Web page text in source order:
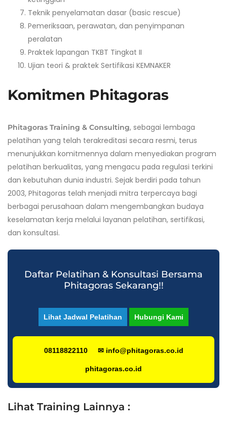
Teknik penyelamatan dasar (basic rescue)
Pemeriksaan, perawatan, dan penyimpanan
peralatan
Praktek lapangan TKBT Tingkat II
Ujian teori & praktek Sertifikasi KEMNAKER
Komitmen Phitagoras
Phitagoras Training & Consulting, sebagai lembaga
pelatihan yang telah terakreditasi secara resmi, terus
menunjukkan komitmennya dalam menyediakan program
pelatihan berkualitas, yang mengacu pada regulasi terkini
dan kebutuhan dunia industri. Sejak berdiri pada tahun
2003, Phitagoras telah menjadi mitra terpercaya bagi
berbagai perusahaan dalam mengembangkan budaya
keselamatan kerja melalui layanan pelatihan, sertifikasi,
dan konsultasi.
Daftar Pelatihan & Konsultasi Bersama
Phitagoras Sekarang!!
Lihat Jadwal Pelatihan Hubungi Kami
08118822110 ✉ info@phitagoras.co.id
phitagoras.co.id
Lihat Training Lainnya :